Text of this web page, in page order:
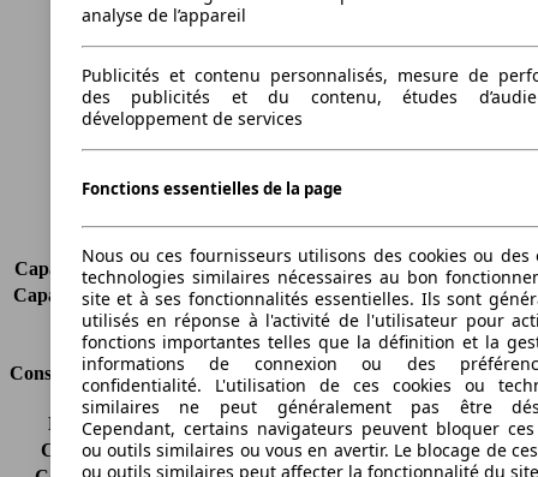
Longueur
Largeur
1828 mm
Empattement
2920 mm
Poids maximum
Portes
5
Capacité de remorquage (sans freins) 750 kg
Capacité de remorquage (avec freins) 1800 kg
Volume du coffre
520 - 1600 l
Consommation
Émissions de CO2*
134 g/km (komb.)
Consommation (ville)
6.2 l/100km
analyse de l’appareil
Publicités et contenu personnalisés, mesure de
des publicités et du contenu, études
développement de services
Fonctions essentielles de la page
Nous ou ces fournisseurs utilisons des cookies ou des
technologies similaires nécessaires au bon
site et à ses fonctionnalités essentielles. Ils sont
utilisés en réponse à l'activité de l'utilisateur pour
fonctions importantes telles que la définition et la
informations de connexion ou des
confidentialité. L'utilisation de ces cookies ou
similaires ne peut généralement pas être
Cependant, certains navigateurs peuvent bloquer ces
ou outils similaires ou vous en avertir. Le blocage de
ou outils similaires peut affecter la fonctionnalité du